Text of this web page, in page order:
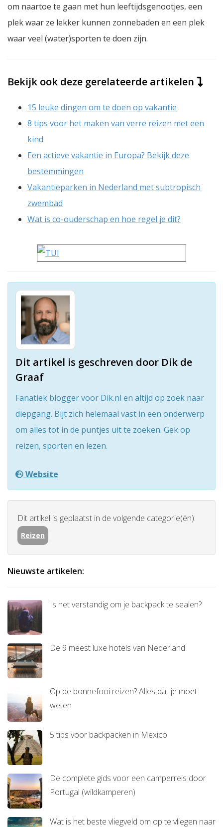
om naartoe te gaan met hun leeftijdsgenootjes, een
plek waar ze lekker kunnen zonnebaden en een plek
waar veel (water)sporten te doen zijn.
Bekijk ook deze gerelateerde artikelen
15 leuke dingen om te doen op vakantie
8 tips voor het maken van verre reizen met een
kind
Een actieve vakantie in Europa? Bekijk deze
bestemmingen
Vakantieparken in Nederland met subtropisch
zwembad
Wat is co-ouderschap en hoe regel je dit?
Dit artikel is geschreven door Dik de
Graaf
Fanatiek blogger voor Dik.nl en altijd op zoek naar
diepgang. Bijt zich helemaal vast in een onderwerp
om alles tot in de puntjes uit te zoeken. Gek op
reizen, sporten en lezen.
Website
Dit artikel is geplaatst in de volgende categorie(ën):
Reizen
Nieuwste artikelen:
Is het verstandig om je backpack te sealen?
De 9 meest luxe hotels van Nederland
Op de bonnefooi reizen? Alles dat je moet
weten
5 tips voor backpacken in Mexico
De complete gids voor een camperreis door
Portugal (wildkamperen)
Wat is het beste vliegveld om op te vliegen naar